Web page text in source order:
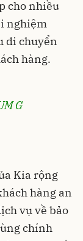
cho nhiều
nghiệm
di chuyển
hàng.
G
Kia rộng
hàng an
vụ về bảo
chính